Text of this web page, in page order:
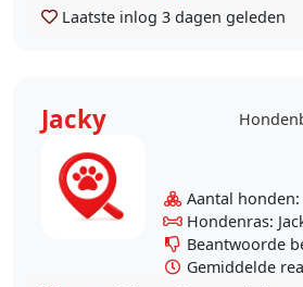
Laatste inlog 3 dagen geleden
Jacky
Aantal honden:
Hondenras:
Beantwoorde
Gemiddelde